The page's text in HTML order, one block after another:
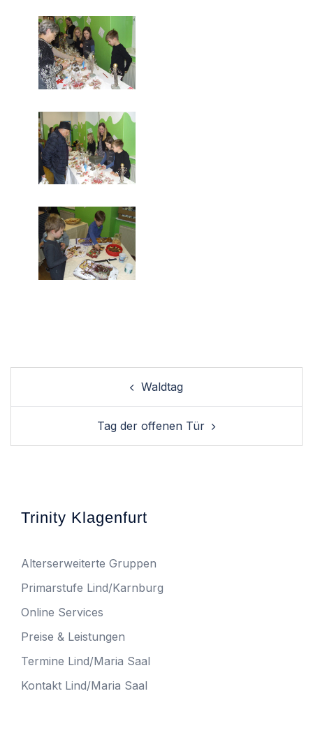
Waldtag
Tag der offenen Tür
Trinity Klagenfurt
Alterserweiterte Gruppen
Primarstufe Lind/Karnburg
Online Services
Preise & Leistungen
Termine Lind/Maria Saal
Kontakt Lind/Maria Saal